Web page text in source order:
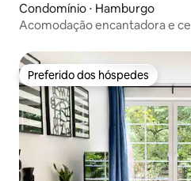
Condomínio ⋅ Hamburgo
Acomodação encantadora e
Preferido dos hóspedes
Preferido dos hóspedes